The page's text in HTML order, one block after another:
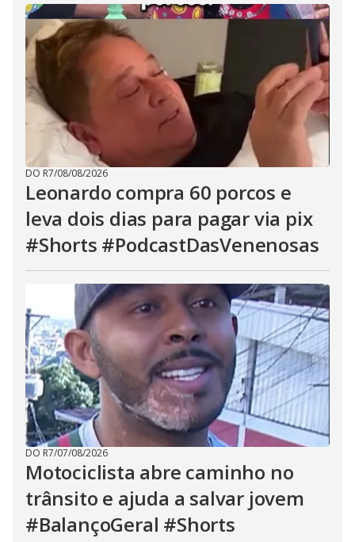
DO R7/08/08/2026
Leonardo compra 60 porcos e
leva dois dias para pagar via pix
#Shorts #PodcastDasVenenosas
DO R7/07/08/2026
Motociclista abre caminho no
trânsito e ajuda a salvar jovem
#BalançoGeral #Shorts